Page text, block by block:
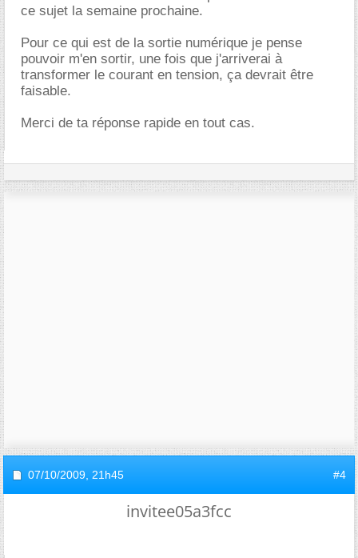
ce sujet la semaine prochaine.
Pour ce qui est de la sortie numérique je pense
pouvoir m'en sortir, une fois que j'arriverai à
transformer le courant en tension, ça devrait être
faisable.
Merci de ta réponse rapide en tout cas.
07/10/2009, 21h45 #4
invitee05a3fcc